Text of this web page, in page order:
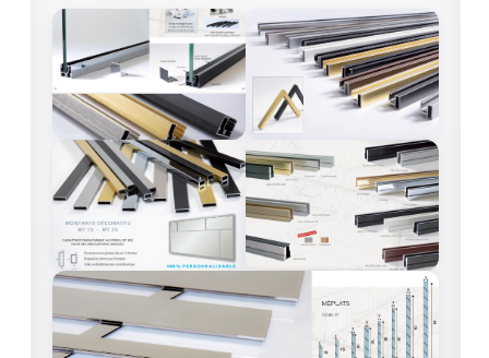
DALLE DE SOL EN VERRE
PORTE EN VERRE
GARDE CORPS EN VERRE
VERRIÈRE TYPE ATELIER
VERRES TEXTURÉS
PLEXIGLAS PMMA
DOUBLE VITRAGE